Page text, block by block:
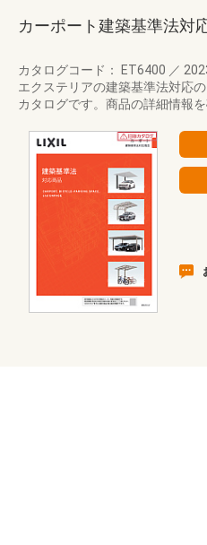
カーポート建築基準法対
カタログコード： ET6400 ／
エクステリアの建築基準法対応
カタログです。商品の詳細情報を